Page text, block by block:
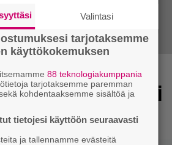
täyttää 40
alet käynnissä – hanki
pikkurahalla
Valintasi
tarjotaksemme
käyttökokemuksen
88 teknologiakumppania
tarjotaksemme paremman
kohdentaaksemme sisältöä ja
tietojesi käyttöön seuraavasti
ja tallennamme evästeitä